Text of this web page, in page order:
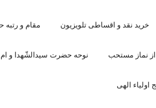
خرید نقد و اقساطی تلویزیون مقام و رتبه
نماز مستحب نوحه حضرت سیدالشّهدا و
اولیاء الهی